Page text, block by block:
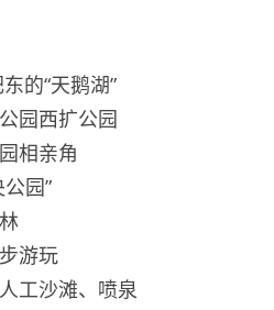
的“天鹅湖”
园西扩公园
相亲角
园”
游玩
工沙滩、喷泉️